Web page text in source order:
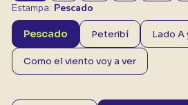
Estampa: Pescado
Pescado Peteribí Lado A
Como el viento voy a ver